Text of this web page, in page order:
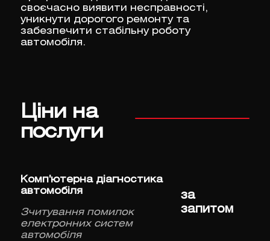
своєчасно виявити несправності,
уникнути дорогого ремонту та
забезпечити стабільну роботу
автомобіля.
Ціни на
послуги
Комп'ютерна діагностика
автомобіля
Зчитування помилок
електронних систем
автомобіля
за
запитом